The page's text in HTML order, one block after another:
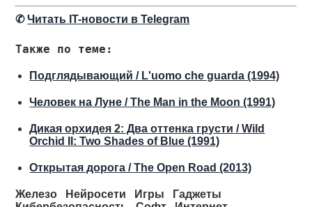
✆Читать IT-новости в Telegram
Также по теме:
Подглядывающий / L'uomo che guarda (1994)
Человек на Луне / The Man in the Moon (1991)
Дикая орхидея 2: Два оттенка грусти / Wild
Orchid II: Two Shades of Blue (1991)
Открытая дорога / The Open Road (2013)
Железо Нейросети Игры
Гаджеты